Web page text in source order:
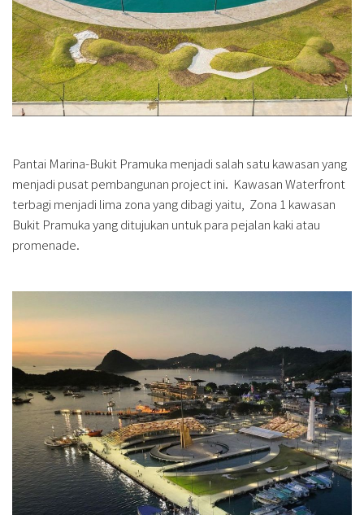
Pantai Marina-Bukit Pramuka menjadi salah satu kawasan yang
menjadi pusat pembangunan project ini. Kawasan Waterfront
terbagi menjadi lima zona yang dibagi yaitu, Zona 1 kawasan
Bukit Pramuka yang ditujukan untuk para pejalan kaki atau
promenade.